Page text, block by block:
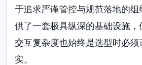
于追求严谨管控与规范落地的
供了一套极具纵深的基础设施
交互复杂度也始终是选型时必
实。